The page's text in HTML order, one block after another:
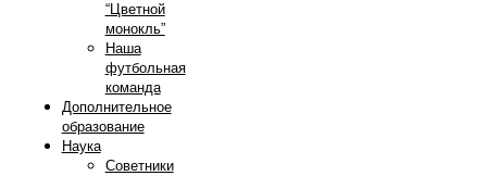
“Цветной
монокль”
Наша
футбольная
команда
Дополнительное
образование
Наука
Советники